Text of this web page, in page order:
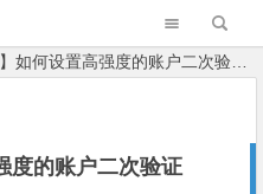
如何设置高强度的账户二次验证（2FA）
度的账户二次验证